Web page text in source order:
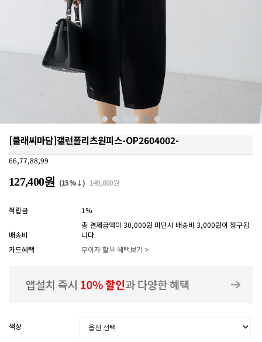
[클래씨마담]갤런플리츠원피스-OP2604002-
66,77,88,99
127,400원 (15%↓) 149,800원
적립금 1%
배송비
총 결제금액이 30,000원 미만시 배송비 3,000원이 청구됩
니다.
카드혜택
무이자 할부 혜택보기 >
색상